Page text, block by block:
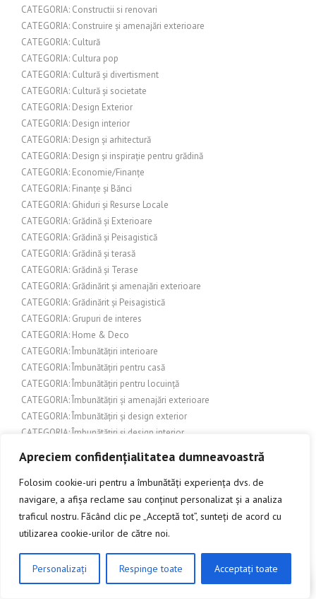
Apreciem confidențialitatea dumneavoastră
Folosim cookie-uri pentru a îmbunătăți experiența dvs. de
navigare, a afișa reclame sau conținut personalizat și a analiza
traficul nostru. Făcând clic pe „Acceptă tot”, sunteți de acord cu
utilizarea cookie-urilor de către noi.
Personalizați Respinge toate Acceptați toate
CATEGORIA: Constructii si renovari
CATEGORIA: Construire și amenajări exterioare
CATEGORIA: Cultură
CATEGORIA: Cultura pop
CATEGORIA: Cultură și divertisment
CATEGORIA: Cultură și societate
CATEGORIA: Design Exterior
CATEGORIA: Design interior
CATEGORIA: Design și arhitectură
CATEGORIA: Design și inspirație pentru grădină
CATEGORIA: Economie/Finanțe
CATEGORIA: Finanțe și Bănci
CATEGORIA: Ghiduri și Resurse Locale
CATEGORIA: Grădină și Exterioare
CATEGORIA: Grădină și Peisagistică
CATEGORIA: Grădină și terasă
CATEGORIA: Grădină și Terase
CATEGORIA: Grădinărit și amenajări exterioare
CATEGORIA: Grădinărit și Peisagistică
CATEGORIA: Grupuri de interes
CATEGORIA: Home & Deco
CATEGORIA: Îmbunătățiri interioare
CATEGORIA: Îmbunătățiri pentru casă
CATEGORIA: Îmbunătățiri pentru locuință
CATEGORIA: Îmbunătățiri și amenajări exterioare
CATEGORIA: Îmbunătățiri și design exterior
CATEGORIA: Îmbunătățiri și design interior
CATEGORIA: Industrie și construcții
CATEGORIA: Inovație și Tehnologie
CATEGORIA: Legislație și reglementări edilitare
CATEGORIA: Lifestyle
CATEGORIA: Localități și evenimente
CATEGORIA: Modă și frumusețe
CATEGORIA: Natură
CLICK AICI PENTRU A DISCUTA